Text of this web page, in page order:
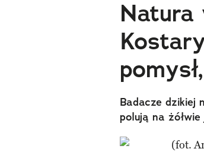
Natura
Badacze dzikiej
polują na